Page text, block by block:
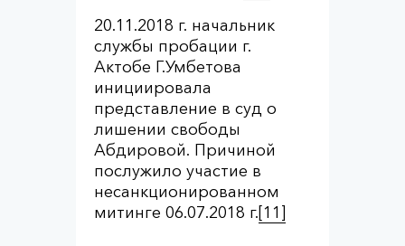
20.11.2018 г. начальник
службы пробации г.
Актобе Г.Умбетова
инициировала
представление в суд о
лишении свободы
Абдировой. Причиной
послужило участие в
несанкционированном
митинге 06.07.2018 г.[11]